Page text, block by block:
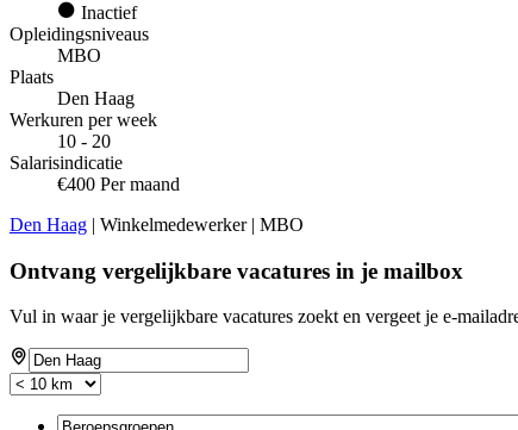
Inactief
Opleidingsniveaus
MBO
Plaats
Den Haag
Werkuren per week
10 - 20
Salarisindicatie
€400 Per maand
Den Haag | Winkelmedewerker | MBO
Ontvang vergelijkbare vacatures in je mailbox
Vul in waar je vergelijkbare vacatures zoekt en vergeet je e-